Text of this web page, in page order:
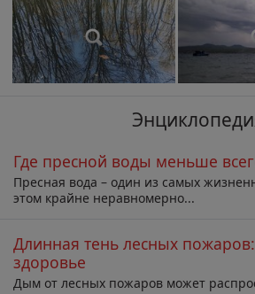
Где пресной воды меньше
Пресная вода – один из самых
этом крайне неравномерно...
Длинная тень лесных
здоровье
Дым от лесных пожаров может